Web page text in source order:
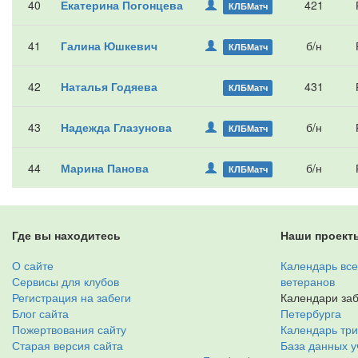
40 КЛБМатч
Екатерина Погонцева 421
41 КЛБМатч
Галина Юшкевич б/н
42 КЛБМатч
Наталья Годяева 431
43 КЛБМатч
Надежда Глазунова б/н
44 КЛБМатч
Марина Панова б/н
Где вы находитесь
О сайте
Сервисы для клубов
Регистрация на забеги
Блог сайта
Пожертвования сайту
Старая версия сайта
Наши
Календарь
ветеранов
Календари
Петербурга
Календарь
База данных